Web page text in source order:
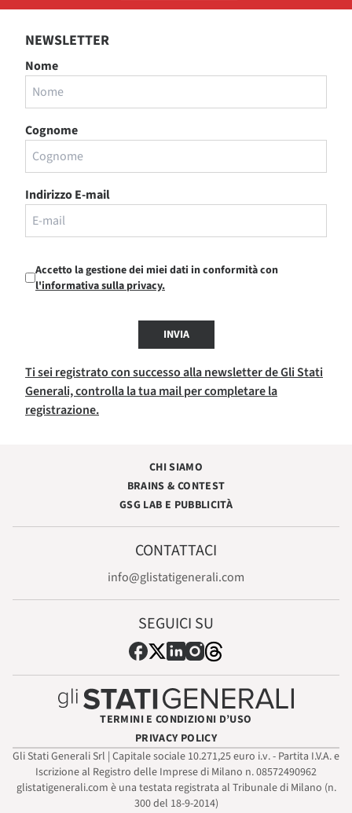
NEWSLETTER
Nome
Cognome
Indirizzo E-mail
Accetto la gestione dei miei dati in conformità con
l'informativa sulla privacy.
INVIA
Ti sei registrato con successo alla newsletter de Gli Stati
Generali, controlla la tua mail per completare la
registrazione.
CHI SIAMO
BRAINS & CONTEST
GSG LAB E PUBBLICITÀ
CONTATTACI
info@glistatigenerali.com
SEGUICI SU
TERMINI E CONDIZIONI D’USO
PRIVACY POLICY
Gli Stati Generali Srl | Capitale sociale 10.271,25 euro i.v. - Partita I.V.A. e
Iscrizione al Registro delle Imprese di Milano n. 08572490962
glistatigenerali.com è una testata registrata al Tribunale di Milano (n.
300 del 18-9-2014)